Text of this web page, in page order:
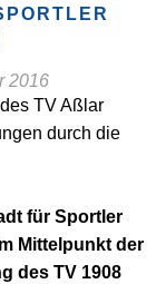
2016
TV Aßlar
durch die
für Sportler
Mittelpunkt der
des TV 1908